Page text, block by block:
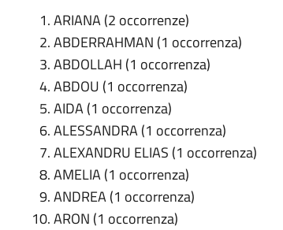
ARIANA (2 occorrenze)
ABDERRAHMAN (1 occorrenza)
ABDOLLAH (1 occorrenza)
ABDOU (1 occorrenza)
AIDA (1 occorrenza)
ALESSANDRA (1 occorrenza)
ALEXANDRU ELIAS (1 occorrenza)
AMELIA (1 occorrenza)
ANDREA (1 occorrenza)
ARON (1 occorrenza)